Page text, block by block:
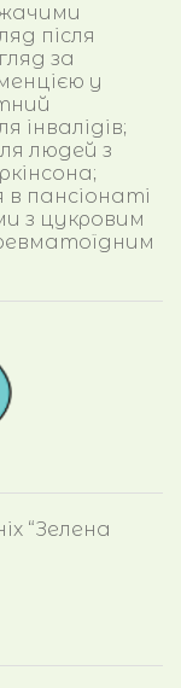
після
за
у
інвалідів;
людей з
в пансіонаті
з цукровим
“Зелена